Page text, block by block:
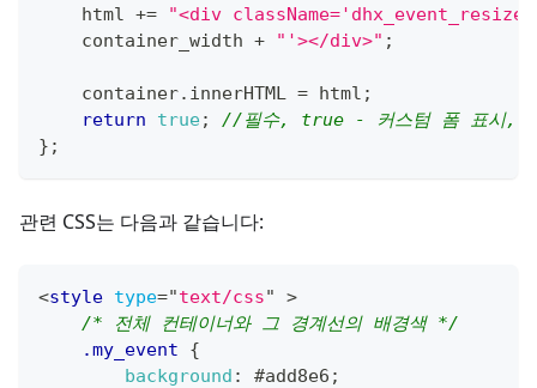
    html
+=
"<div
    container_width
+ "'></div>" ;
    container
. innerHTML = html ;
return
true;
//필수, true - 커스텀 폼 표시,
} ;
관련 CSS는 다음과 같습니다:
<style type="text/css"
>
/* 전체 컨테이너와 그 경계선의 배경색 */
.my_event
{
background : #add8e6 ;